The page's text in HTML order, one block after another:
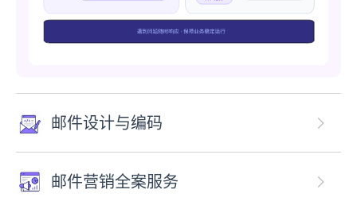
邮件设计与编码
邮件营销全案服务